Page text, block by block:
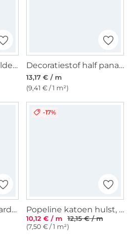
Popeline katoen Golden Stars, donkergroen Decoratiestof half panama Dog Breed Mix, groen
13,17 € / m
(9,41 € / 1 m²)
Decoratiestof jacquard bos wintertijd, crèmekleurig
-17%
Popeline katoen hulst, marineblauw
10,12 € / m
12,15 € / m
(7,50 € / 1 m²)